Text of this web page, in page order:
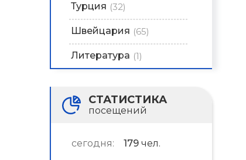
Турция (32)
Швейцария (65)
Литература (1)
СТАТИСТИКА
посещений
сегодня: 179 чел.